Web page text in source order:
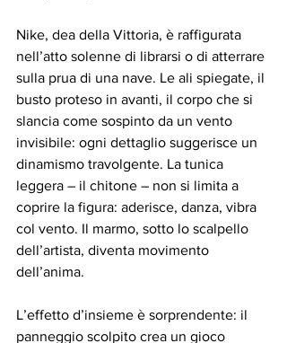
Nike, dea della Vittoria, è raffigurata
nell’atto solenne di librarsi o di atterrare
sulla prua di una nave. Le ali spiegate, il
busto proteso in avanti, il corpo che si
slancia come sospinto da un vento
invisibile: ogni dettaglio suggerisce un
dinamismo travolgente. La tunica
leggera – il chitone – non si limita a
coprire la figura: aderisce, danza, vibra
col vento. Il marmo, sotto lo scalpello
dell’artista, diventa movimento
dell’anima.
L’effetto d’insieme è sorprendente: il
panneggio scolpito crea un gioco